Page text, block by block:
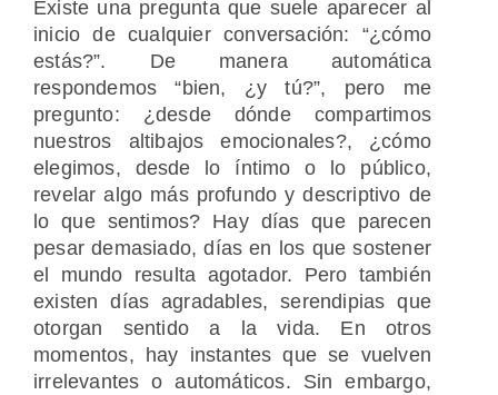
Existe una pregunta que suele aparecer al
inicio de cualquier conversación: “¿cómo
estás?”. De manera automática
respondemos “bien, ¿y tú?”, pero me
pregunto: ¿desde dónde compartimos
nuestros altibajos emocionales?, ¿cómo
elegimos, desde lo íntimo o lo público,
revelar algo más profundo y descriptivo de
lo que sentimos? Hay días que parecen
pesar demasiado, días en los que sostener
el mundo resulta agotador. Pero también
existen días agradables, serendipias que
otorgan sentido a la vida. En otros
momentos, hay instantes que se vuelven
irrelevantes o automáticos. Sin embargo,